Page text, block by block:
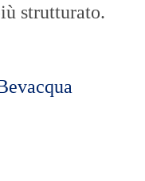
strutturato.